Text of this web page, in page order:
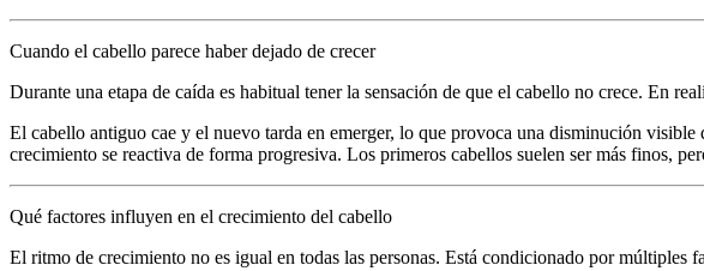
Cuando el cabello parece haber dejado de crecer
Durante una etapa de caída es habitual tener la sensación de que el cabello no crece. En
El cabello antiguo cae y el nuevo tarda en emerger, lo que provoca una disminución
crecimiento se reactiva de forma progresiva. Los primeros cabellos suelen ser más finos,
Qué factores influyen en el crecimiento del cabello
El ritmo de crecimiento no es igual en todas las personas. Está condicionado por múltiples